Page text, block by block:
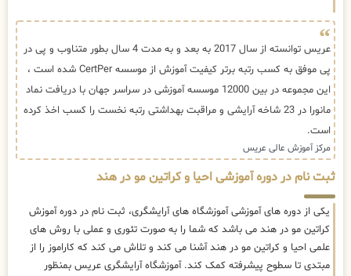
عریس توانسته از سال 2017 به بعد و به مدت 4 سال بطور متناوب و پی در
پی موفق به کسب رتبه برتر کیفیت آموزش از موسسه CertPer شده است ،
این مجموعه در بین 12000 موسسه آموزشی در سراسر جهان با دریافت نماد
مانورا در 23 شاخه آرایشی و مراقبت بهداشتی رتبه نخست را کسب اخذ کرده
است.
مرکز آموزش عالی عریس
ثبت نام در دوره آموزشی احیا و کراتین مو در هند
یکی از دوره های آموزشی آموزشگاه های آرایشگری، ثبت نام در دوره آموزش
کراتین مو در هند می باشد که شما را به صورت تئوری و عملی با روش های
علمی احیا و کراتین مو در هند آشنا می کند و تلاش می کند که کاراموز را از
مبتدی تا سطوح پیشرفته کمک کند. آموزشگاه آرایشگری عریس بمنظور